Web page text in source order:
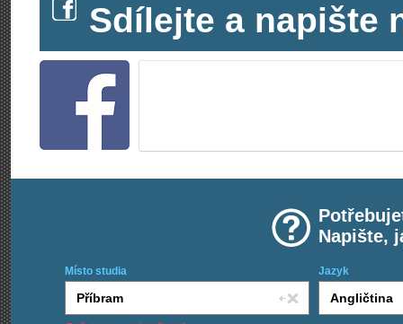
Sdílejte a napište
Napište,
Místo studia Jazyk